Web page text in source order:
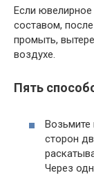
Если
составом,
промыть,
воздухе.
Пять
Возьмите
сторон
Через